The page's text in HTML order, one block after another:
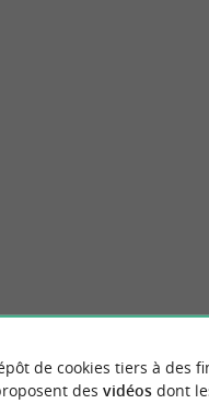
de cookies tiers à des
des vidéosdont